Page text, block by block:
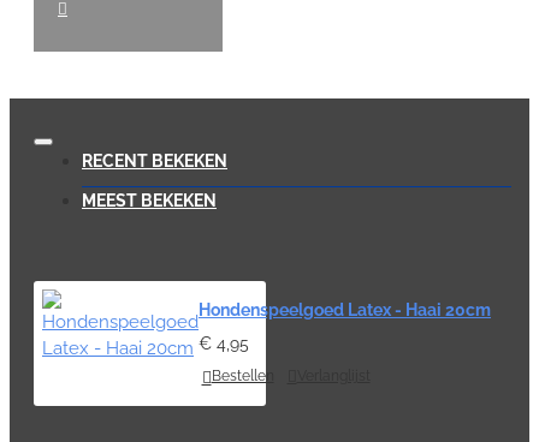
RECENT BEKEKEN
MEEST BEKEKEN
Hondenspeelgoed Latex - Haai 20cm
€ 4,95
Bestellen